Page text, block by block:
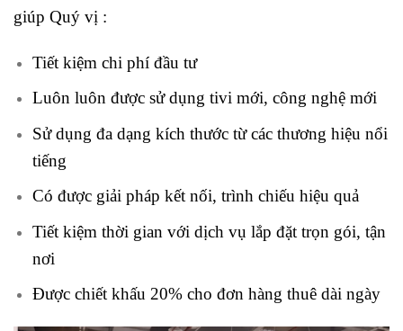
giúp Quý vị :
Tiết kiệm chi phí đầu tư
Luôn luôn được sử dụng tivi mới, công nghệ mới
Sử dụng đa dạng kích thước từ các thương hiệu nổi
tiếng
Có được giải pháp kết nối, trình chiếu hiệu quả
Tiết kiệm thời gian với dịch vụ lắp đặt trọn gói, tận
nơi
Được chiết khấu 20% cho đơn hàng thuê dài ngày